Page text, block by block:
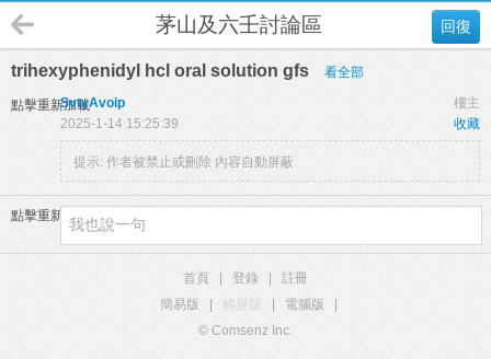
回復
茅山及六壬討論區
trihexyphenidyl hcl oral solution gfs 看全部
點擊重新加載 樓主
SvtyAvoip
收藏
2025-1-14 15:25:39
提示: 作者被禁止或刪除 內容自動屏蔽
點擊重新加載
首頁 登錄
註冊
簡易版
觸屏版 電腦版
© Comsenz Inc.